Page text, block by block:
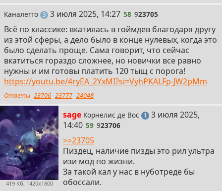
Каналетто 3поста
58
3 июля 2025, 14:27 58 923705
Всё по классике: вкатилась в гоймдев благодаря другу
из этой сферы, а дело было в конце нулевых, когда это
было сделать проще. Сама говорит, что сейчас
вкатиться гораздо сложнее, но новички все равно
нужны и им готовы платить 120 тыщ с порога!
https://youtu.be/4ryEA_2YxMI?si=VyhPKALFp-JW2pMm
Ответы 23706 23777 24048
419 Кб, 1420x1800
sage Корнелис де Вос 1 пост
59
3 июля 2025,
14:40 59 923706
>>23705
Пиздец, наличие пизды это рил ультра
изи мод по жизни.
За такой кал у нас в нуботреде бы
обоссали.